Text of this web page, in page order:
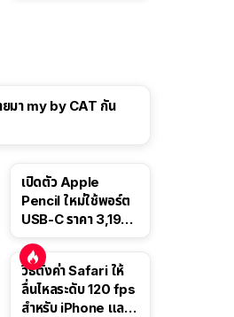
ยมา my by CAT กัน
เปิดตัว Apple
Pencil ใหม่ใช้พอร์ต
USB-C ราคา 3,190
นี้
วิธีตั้งค่า Safari ให้
ลื่นไหลระดับ 120 fps
สำหรับ iPhone และ